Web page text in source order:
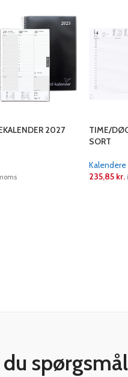
2027
TIME/
SORT
Kalendere
235,85 kr.